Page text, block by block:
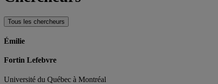
Tous les chercheurs
Émilie
Fortin Lefebvre
Université du Québec à Montréal